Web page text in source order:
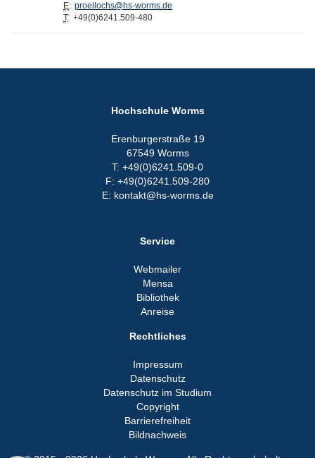
E: proellochs@hs-worms.de
T: +49(0)6241.509-480
Hochschule Worms
Erenburgerstraße 19
67549 Worms
T: +49(0)6241.509-0
F: +49(0)6241.509-280
E: kontakt@hs-worms.de
Service
Webmailer
Mensa
Bibliothek
Anreise
Rechtliches
Impressum
Datenschutz
Datenschutz im Studium
Copyright
Barrierefreiheit
Bildnachweis